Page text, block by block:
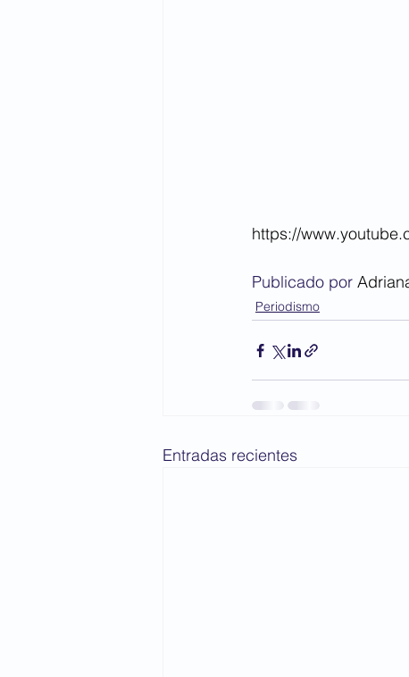
https://
Publicado por
Periodismo
Entradas recientes